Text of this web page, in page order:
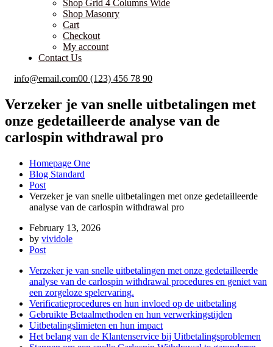
Shop Grid 4 Columns Wide
Shop Masonry
Cart
Checkout
My account
Contact Us
info@email.com00 (123) 456 78 90
Verzeker je van snelle uitbetalingen met
onze gedetailleerde analyse van de
carlospin withdrawal pro
Homepage One
Blog Standard
Post
Verzeker je van snelle uitbetalingen met onze gedetailleerde
analyse van de carlospin withdrawal pro
February 13, 2026
by vividole
Post
Verzeker je van snelle uitbetalingen met onze gedetailleerde
analyse van de carlospin withdrawal procedures en geniet van
een zorgeloze spelervaring.
Verificatieprocedures en hun invloed op de uitbetaling
Gebruikte Betaalmethoden en hun verwerkingstijden
Uitbetalingslimieten en hun impact
Het belang van de Klantenservice bij Uitbetalingsproblemen